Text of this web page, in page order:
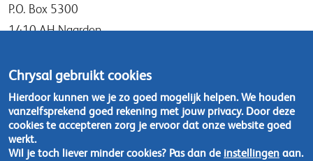
P.O. Box 5300
1410 AH Naarden
1411 DD Naarden
Nederland
Tel: +31 (0)35 - 695 58 88
Neem contact op
Chrysal gebruikt cookies
Hierdoor kunnen we je zo goed mogelijk helpen. We houden
vanzelfsprekend goed rekening met jouw privacy. Door deze
cookies te accepteren zorg je ervoor dat onze website goed
werkt.
Wil je toch liever minder cookies? Pas dan de instellingen aan.